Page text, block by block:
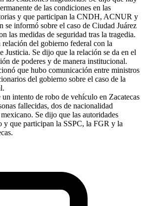
de las condiciones en las
y que participan la CNDH, ACNUR y
se informó sobre el caso de Ciudad Juárez
las medidas de seguridad tras la tragedia.
relación del gobierno federal con la
Justicia. Se dijo que la relación se da en el
de poderes y de manera institucional.
que hubo comunicación entre ministros
del gobierno sobre el caso de la
intento de robo de vehículo en Zacatecas
fallecidas, dos de nacionalidad
Se dijo que las autoridades
y que participan la SSPC, la FGR y la